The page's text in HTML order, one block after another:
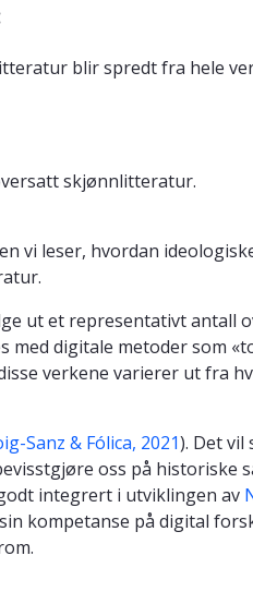
blir spredt fra hele
skjønnlitteratur.
vi leser, hvordan
ut et representativt antall
med digitale metoder som
verkene varierer ut fra
Sanz & Fólica, 2021). Det vil
oss på historiske
integrert i utviklingen av
kompetanse på digital